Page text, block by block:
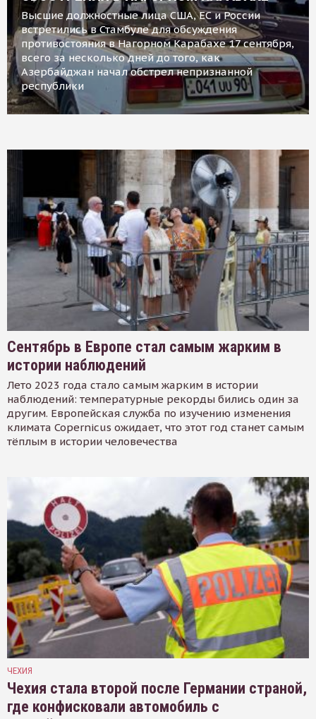
Высшие должностные лица США, ЕС и России
встретились в Стамбуле для обсуждения
противостояния в Нагорном Карабахе 17 сентября,
всего за несколько дней до того, как
Азербайджан начал обстрел непризнанной
республики
Сентябрь в Европе стал самым жарким в
истории наблюдений
Лето 2023 года стало самым жарким в истории
наблюдений: температурные рекорды бились один за
другим. Европейская служба по изучению изменения
климата Copernicus ожидает, что этот год станет самым
тёплым в истории человечества
ЧЕХИЯ
Чехия стала второй после Германии страной,
где конфисковали автомобиль с